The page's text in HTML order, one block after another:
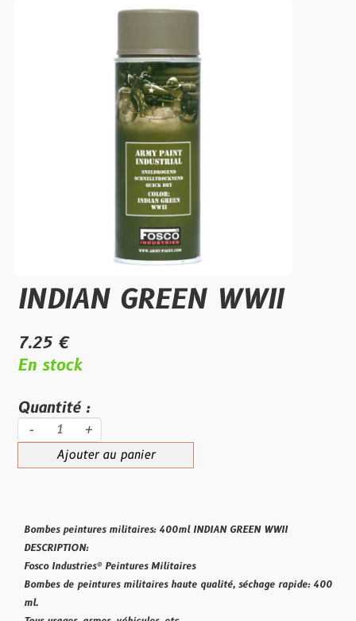
INDIAN GREEN WWII
7.25 €
En stock
Quantité :
- +
Ajouter au panier
Bombes peintures militaires: 400ml INDIAN GREEN WWII
DESCRIPTION:
Fosco Industries® Peintures Militaires
Bombes de peintures militaires haute qualité, séchage rapide: 400
ml.